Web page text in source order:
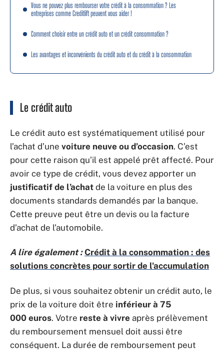
Vous ne pouvez plus rembourser votre crédit à la consommation ? Les
entreprises comme Creditlift peuvent vous aider !
Comment choisir entre un crédit auto et un crédit consommation ?
Les avantages et inconvénients du crédit auto et du crédit à la consommation
Le crédit auto
Le crédit auto est systématiquement utilisé pour
l’achat d’une voiture neuve ou d’occasion. C’est
pour cette raison qu’il est appelé prêt affecté. Pour
avoir ce type de crédit, vous devez apporter un
justificatif de l’achat de la voiture en plus des
documents standards demandés par la banque.
Cette preuve peut être un devis ou la facture
d’achat de l’automobile.
A lire également : Crédit à la consommation : des
solutions concrètes pour sortir de l'accumulation
De plus, si vous souhaitez obtenir un crédit auto, le
prix de la voiture doit être inférieur à 75
000 euros. Votre reste à vivre après prélèvement
du remboursement mensuel doit aussi être
conséquent. La durée de remboursement peut